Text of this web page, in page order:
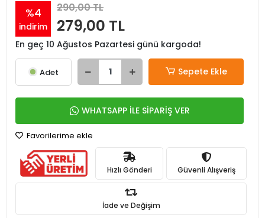
%4
indirim
290,00 TL
279,00 TL
En geç 10 Ağustos Pazartesi günü kargoda!
Adet Sepete Ekle
WHATSAPP İLE SİPARİŞ VER
Favorilerime ekle
Hızlı Gönderi Güvenli Alışveriş
İade ve Değişim